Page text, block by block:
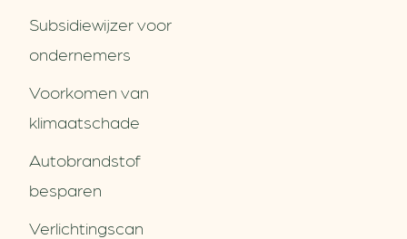
Subsidiewijzer voor
ondernemers
Voorkomen van
klimaatschade
Autobrandstof
besparen
Verlichtingscan